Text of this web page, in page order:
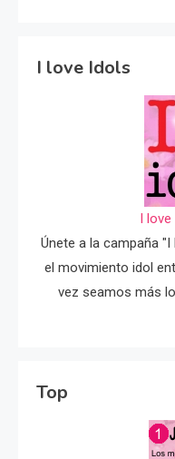
I love Idols
I
Únete a la campaña
el movimiento idol
vez seamos más
Top